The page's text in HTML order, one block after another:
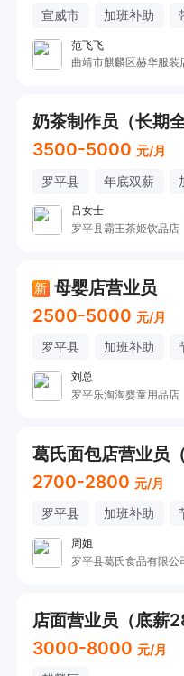
宣威市 加班补助
范飞飞
曲靖市麒麟区赫华服装
奶茶制作员（长期
3500-5000 元/月
罗平县 年底双薪
吕女士
罗平县霸王茶姬饮品店
新 母婴店营业员
2500-5000 元/月
罗平县 加班补助
刘总
罗平乐淘淘婴童用品店
葛氏面包店营业员
2700-2800 元/月
罗平县 加班补助
周姐
罗平县葛氏食品有限公
店面营业员（底薪
3000-8000 元/月